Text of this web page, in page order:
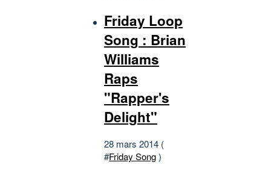
Friday Loop
Song : Brian
Williams
Raps
"Rapper's
Delight"
28 mars 2014 (
#Friday Song)